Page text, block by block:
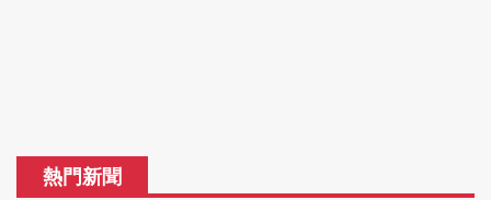
熱門新聞